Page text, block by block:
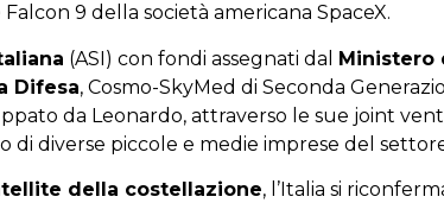
9 della società americana SpaceX.
(ASI) con fondi assegnati dal Ministero
Difesa, Cosmo-SkyMed di Seconda
da Leonardo, attraverso le sue joint
di diverse piccole e medie imprese del
della costellazione, l’Italia si